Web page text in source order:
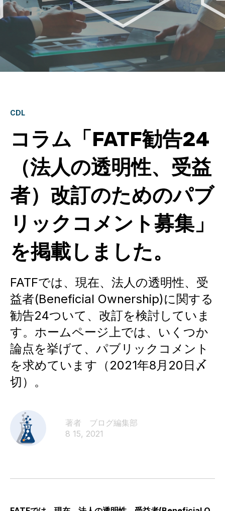
CDL
コラム「FATF勧告24
（法人の透明性、受益
者）改訂のためのパブ
リックコメント募集」
を掲載しました。
FATFでは、現在、法人の透明性、受
益者(Beneficial Ownership)に関する
勧告24ついて、改訂を検討していま
す。ホームページ上では、いくつか
論点を挙げて、パブリックコメント
を求めています（2021年8月20日〆
切）。
著者 ブログ編集部​
8 15, 2021